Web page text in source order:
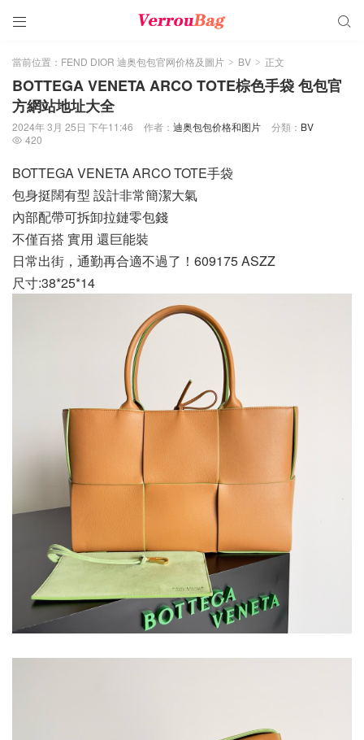
 
當前位置： FEND DIOR 迪奥包包官网价格及圖片 > BV > 正文
BOTTEGA VENETA ARCO TOTE棕色手袋 包包官
方網站地址大全
2024年 3月 25日 下午11:46 作者： 迪奥包包价格和图片 分類： BV
 420
BOTTEGA VENETA ARCO TOTE手袋 ͏
包身挺闊有型 設計非常簡潔大氣
內部配帶可拆卸拉鏈零包錢
不僅百搭 實用 還巨能裝
日常出街，通勤再合適不過了！609175 ASZZ
尺寸:38*25*14